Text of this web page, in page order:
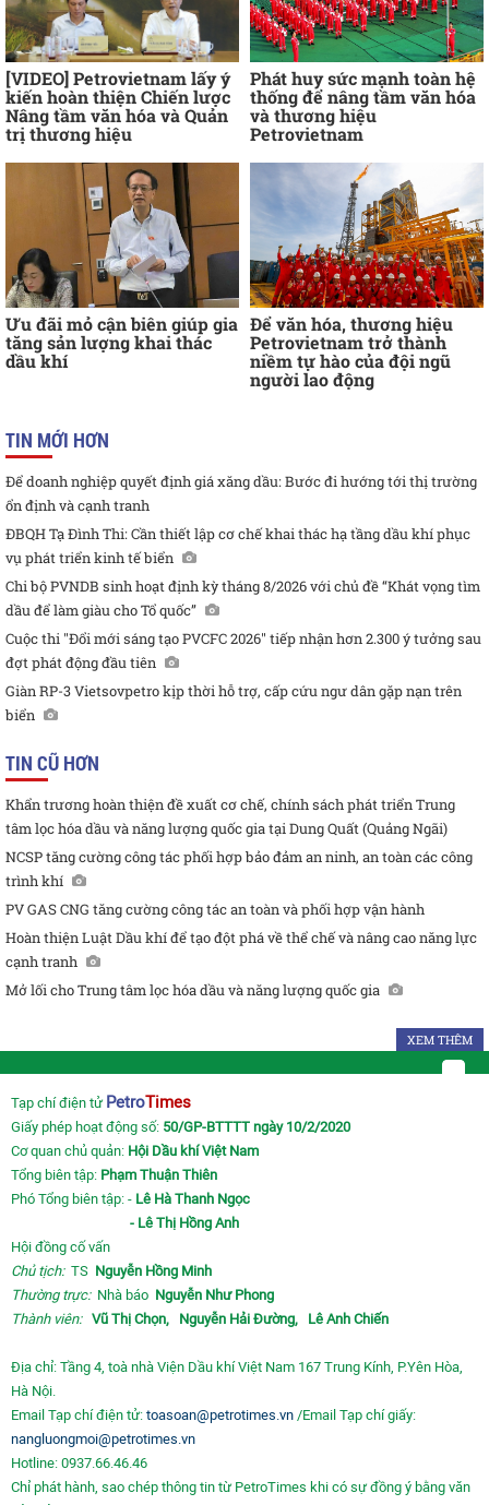
[VIDEO] Petrovietnam lấy ý
kiến hoàn thiện Chiến lược
Nâng tầm văn hóa và Quản
trị thương hiệu
Phát huy sức mạnh toàn hệ
thống để nâng tầm văn hóa
và thương hiệu
Petrovietnam
Ưu đãi mỏ cận biên giúp gia
tăng sản lượng khai thác
dầu khí
Để văn hóa, thương hiệu
Petrovietnam trở thành
niềm tự hào của đội ngũ
người lao động
TIN MỚI HƠN
Để doanh nghiệp quyết định giá xăng dầu: Bước đi hướng tới thị trường
ổn định và cạnh tranh
ĐBQH Tạ Đình Thi: Cần thiết lập cơ chế khai thác hạ tầng dầu khí phục
vụ phát triển kinh tế biển
Chi bộ PVNDB sinh hoạt định kỳ tháng 8/2026 với chủ đề “Khát vọng tìm
dầu để làm giàu cho Tổ quốc”
Cuộc thi "Đổi mới sáng tạo PVCFC 2026" tiếp nhận hơn 2.300 ý tưởng sau
đợt phát động đầu tiên
Giàn RP-3 Vietsovpetro kịp thời hỗ trợ, cấp cứu ngư dân gặp nạn trên
biển
TIN CŨ HƠN
Khẩn trương hoàn thiện đề xuất cơ chế, chính sách phát triển Trung
tâm lọc hóa dầu và năng lượng quốc gia tại Dung Quất (Quảng Ngãi)
NCSP tăng cường công tác phối hợp bảo đảm an ninh, an toàn các công
trình khí
PV GAS CNG tăng cường công tác an toàn và phối hợp vận hành
Hoàn thiện Luật Dầu khí để tạo đột phá về thể chế và nâng cao năng lực
cạnh tranh
Mở lối cho Trung tâm lọc hóa dầu và năng lượng quốc gia
XEM THÊM
Tạp chí điện tử PetroTimes
Giấy phép hoạt động số: 50/GP-BTTTT ngày 10/2/2020
Cơ quan chủ quản: Hội Dầu khí Việt Nam
Tổng biên tập: Phạm Thuận Thiên
Phó Tổng biên tập: - Lê Hà Thanh Ngọc
- Lê Thị Hồng Anh
Hội đồng cố vấn
Chủ tịch:TS Nguyễn Hồng Minh
Thường trực: Nhà báo Nguyễn Như Phong
Thành viên: Vũ Thị Chọn, Nguyễn Hải Đường, Lê Anh Chiến
Địa chỉ: Tầng 4, toà nhà Viện Dầu khí Việt Nam 167 Trung Kính, P.Yên Hòa,
Hà Nội.
Email Tạp chí điện tử: toasoan@petrotimes.vn /Email Tạp chí giấy:
nangluongmoi@petrotimes.vn
Hotline: 0937.66.46.46
Chỉ phát hành, sao chép thông tin từ PetroTimes khi có sự đồng ý bằng văn